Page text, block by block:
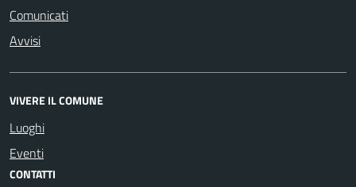
Comunicati
Avvisi
VIVERE IL COMUNE
Luoghi
Eventi
CONTATTI